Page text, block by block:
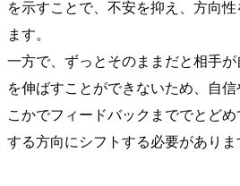
を示すことで、不安を抑え、方向
ます。
一方で、ずっとそのままだと相手
を伸ばすことができないため、自
こかでフィードバックまででとど
する方向にシフトする必要がありま